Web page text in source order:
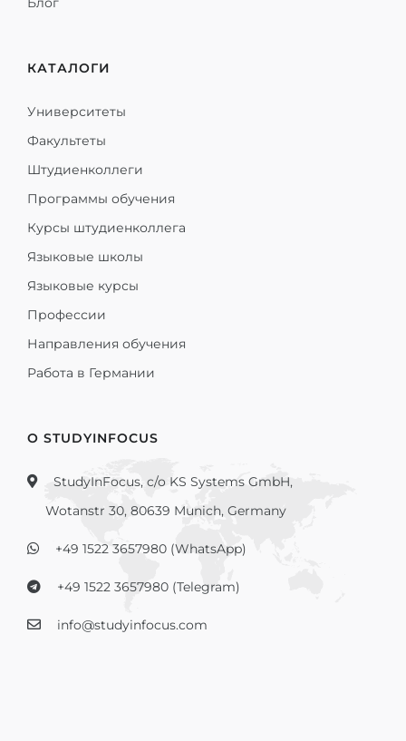
КАТАЛОГИ
Университеты
Факультеты
Штудиенколлеги
Программы обучения
Курсы штудиенколлега
Языковые школы
Языковые курсы
Профессии
Направления обучения
Работа в Германии
О STUDYINFOCUS
StudyInFocus, c/o KS Systems GmbH,
Wotanstr 30, 80639 Munich, Germany
+49 1522 3657980 (WhatsApp)
+49 1522 3657980 (Telegram)
info@studyinfocus.com